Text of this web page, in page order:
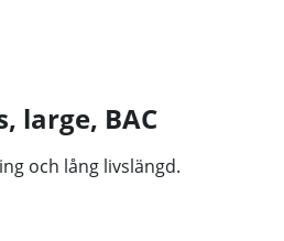
large, BAC
och lång livslängd.